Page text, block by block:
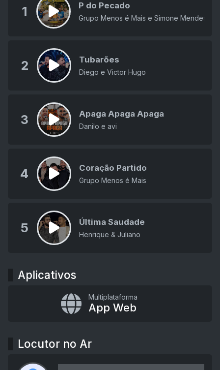
1 P do Pecado
Grupo Menos é Mais e Simone Mendes
2 Tubarões
Diego e Victor Hugo
3 Apaga Apaga Apaga
Danilo e avi
4 Coração Partido
Grupo Menos é Mais
5 Última Saudade
Henrique & Juliano
Aplicativos
Multiplataforma
App Web
Locutor no Ar